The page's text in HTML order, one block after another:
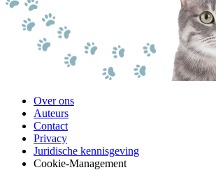
Over ons
Auteurs
Contact
Privacy
Juridische kennisgeving
Cookie-Management